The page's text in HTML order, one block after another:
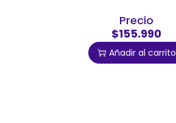
Precio
$155.990
Añadir al carrito